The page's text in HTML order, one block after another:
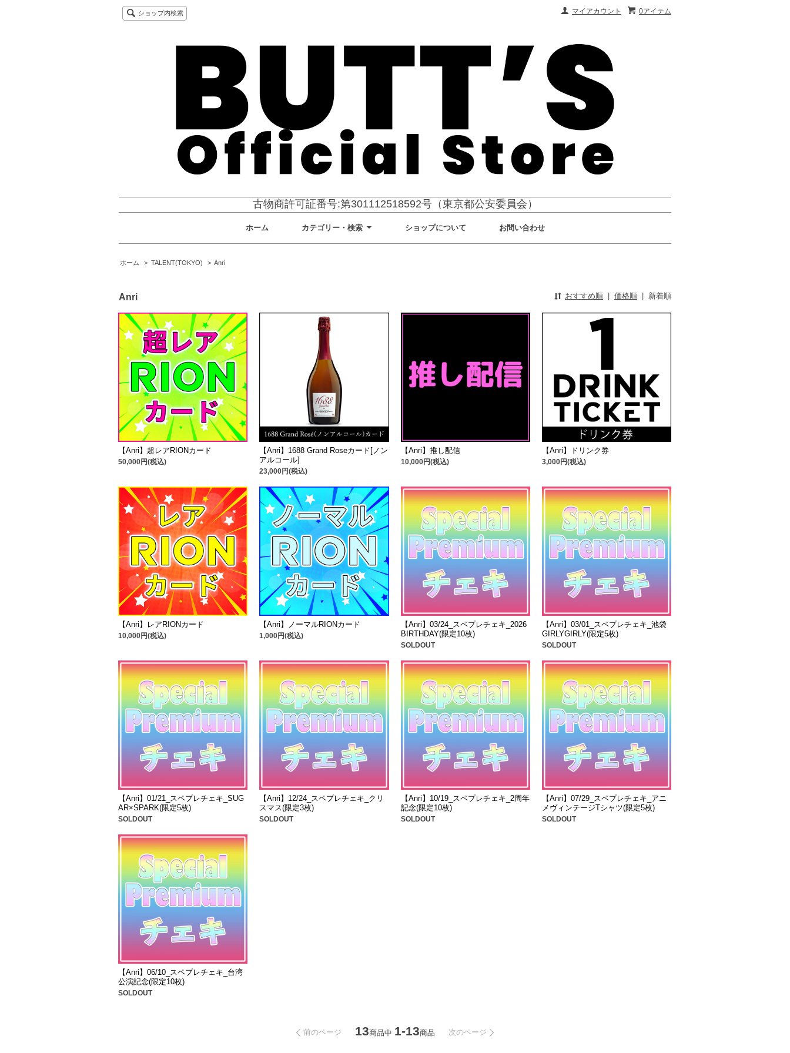
0アイテム
マイアカウント
ショップ内検索
古物商許可証番号:第301112518592号（東京都公安委員会）
ホーム カテゴリー・検索 ショップについて お問い合わせ
ホーム > TALENT(TOKYO) > Anri
Anri おすすめ順 価格順 新着順
【Anri】超レアRIONカード
50,000円(税込)
【Anri】1688 Grand Roseカード[ノン
アルコール]
23,000円(税込)
【Anri】推し配信
10,000円(税込)
【Anri】ドリンク券
3,000円(税込)
【Anri】レアRIONカード
10,000円(税込)
【Anri】ノーマルRIONカード
1,000円(税込)
【Anri】03/24_スペプレチェキ_2026
BIRTHDAY(限定10枚)
SOLDOUT
【Anri】03/01_スペプレチェキ_池袋
GIRLYGIRLY(限定5枚)
SOLDOUT
【Anri】01/21_スペプレチェキ_SUG
AR×SPARK(限定5枚)
SOLDOUT
【Anri】12/24_スペプレチェキ_クリ
スマス(限定3枚)
SOLDOUT
【Anri】10/19_スペプレチェキ_2周年
記念(限定10枚)
SOLDOUT
【Anri】07/29_スペプレチェキ_アニ
メヴィンテージTシャツ(限定5枚)
SOLDOUT
【Anri】06/10_スペプレチェキ_台湾
公演記念(限定10枚)
SOLDOUT
前のページ 13商品中 1-13商品 次のページ